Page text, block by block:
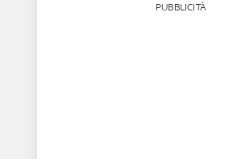
PUBBLICITÀ